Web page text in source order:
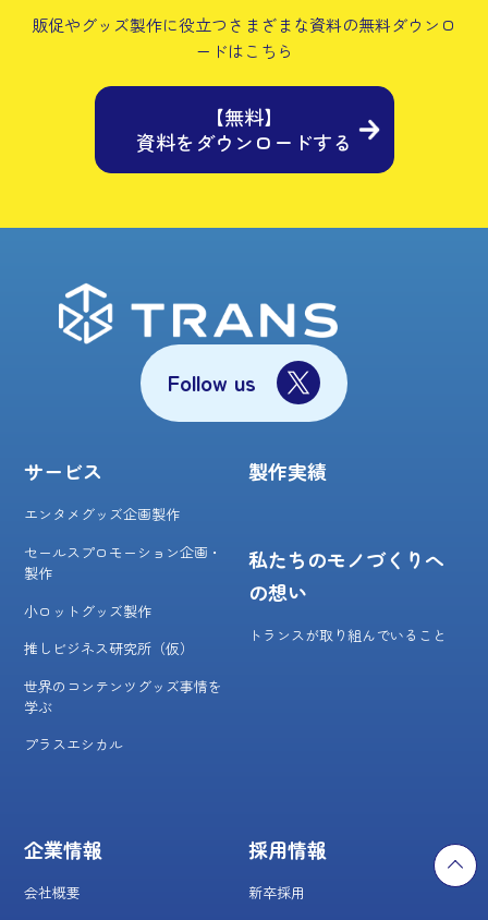
販促やグッズ製作に役立つさまざまな資料の無料ダウンロ
ードはこちら
【無料】
資料をダウンロードする
Follow us
サービス
エンタメグッズ企画製作
セールスプロモーション企画・
製作
小ロットグッズ製作
推しビジネス研究所（仮）
世界のコンテンツグッズ事情を
学ぶ
プラスエシカル
製作実績
私たちのモノづくりへ
の想い
トランスが取り組んでいること
企業情報
会社概要
採用情報
新卒採用